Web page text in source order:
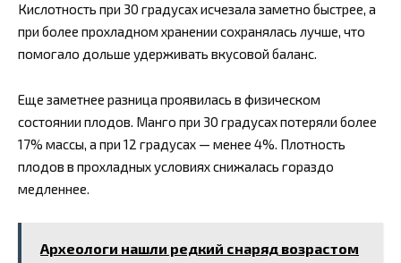
Кислотность при 30 градусах исчезала заметно быстрее, а
при более прохладном хранении сохранялась лучше, что
помогало дольше удерживать вкусовой баланс.
Еще заметнее разница проявилась в физическом
состоянии плодов. Манго при 30 градусах потеряли более
17% массы, а при 12 градусах — менее 4%. Плотность
плодов в прохладных условиях снижалась гораздо
медленнее.
Археологи нашли редкий снаряд возрастом